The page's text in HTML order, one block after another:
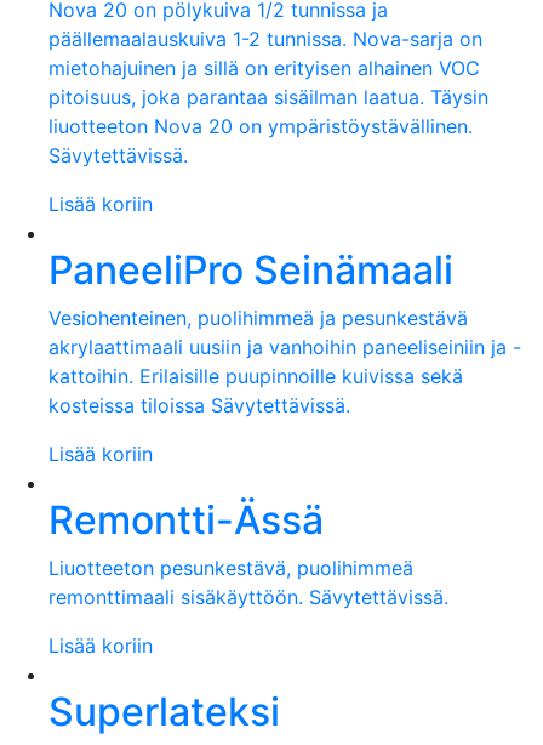
Nova 20 on pölykuiva 1/2 tunnissa ja
päällemaalauskuiva 1-2 tunnissa. Nova-sarja on
mietohajuinen ja sillä on erityisen alhainen VOC
pitoisuus, joka parantaa sisäilman laatua. Täysin
liuotteeton Nova 20 on ympäristöystävällinen.
Sävytettävissä.
Lisää koriin
PaneeliPro Seinämaali
Vesiohenteinen, puolihimmeä ja pesunkestävä
akrylaattimaali uusiin ja vanhoihin paneeliseiniin ja -
kattoihin. Erilaisille puupinnoille kuivissa sekä
kosteissa tiloissa Sävytettävissä.
Lisää koriin
Remontti-Ässä
Liuotteeton pesunkestävä, puolihimmeä
remonttimaali sisäkäyttöön. Sävytettävissä.
Lisää koriin
Superlateksi